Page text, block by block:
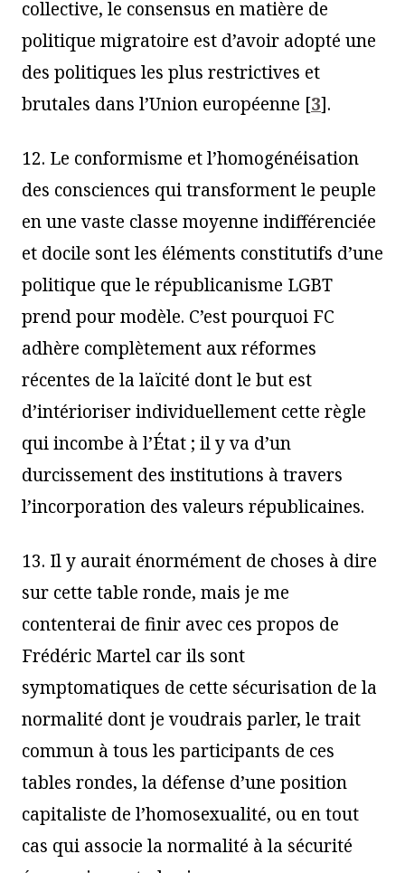
collective, le consensus en matière de
politique migratoire est d’avoir adopté une
des politiques les plus restrictives et
brutales dans l’Union européenne [3].
12. Le conformisme et l’homogénéisation
des consciences qui transforment le peuple
en une vaste classe moyenne indifférenciée
et docile sont les éléments constitutifs d’une
politique que le républicanisme LGBT
prend pour modèle. C’est pourquoi FC
adhère complètement aux réformes
récentes de la laïcité dont le but est
d’intérioriser individuellement cette règle
qui incombe à l’État ; il y va d’un
durcissement des institutions à travers
l’incorporation des valeurs républicaines.
13. Il y aurait énormément de choses à dire
sur cette table ronde, mais je me
contenterai de finir avec ces propos de
Frédéric Martel car ils sont
symptomatiques de cette sécurisation de la
normalité dont je voudrais parler, le trait
commun à tous les participants de ces
tables rondes, la défense d’une position
capitaliste de l’homosexualité, ou en tout
cas qui associe la normalité à la sécurité